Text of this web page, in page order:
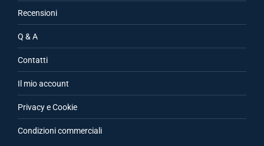
Recensioni
Q & A
Contatti
Il mio account
Privacy e Cookie
Condizioni commerciali